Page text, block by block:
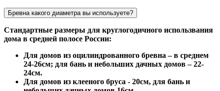
Бревна какого диаметра вы используете?
Стандартные размеры для круглогодичного использвания
дома в средней полосе России:
Для домов из оцилиндрованного бревна – в среднем
24-26см; для бань и небольших дачных домов – 22-
24см.
Для домов из клееного бруса - 20см, для бань и